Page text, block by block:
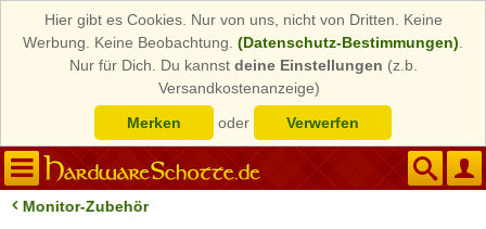
Hier gibt es Cookies. Nur von uns, nicht von Dritten. Keine
Werbung. Keine Beobachtung. (Datenschutz-Bestimmungen)
Nur für Dich. Du kannst deine Einstellungen (z.b.
Versandkostenanzeige)
Merken
oder Verwerfen
Monitor-Zubehör